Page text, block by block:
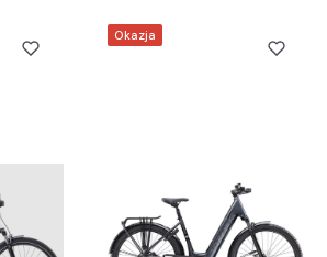
Okazja